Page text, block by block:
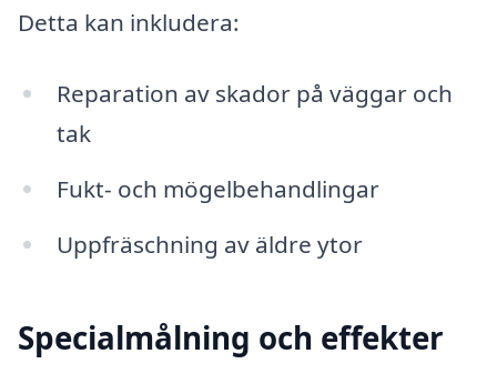
Detta kan inkludera:
Reparation av skador på väggar och
tak
Fukt- och mögelbehandlingar
Uppfräschning av äldre ytor
Specialmålning och effekter